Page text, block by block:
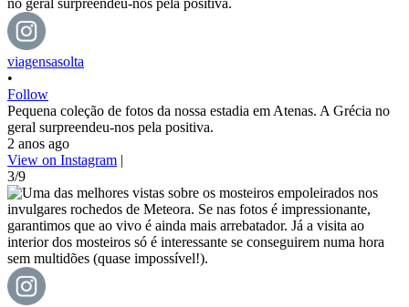
viagensasolta
•
Follow
Pequena coleção de fotos da nossa estadia em Atenas. A Grécia no
geral surpreendeu-nos pela positiva.
2 anos ago
View on Instagram |
3/9